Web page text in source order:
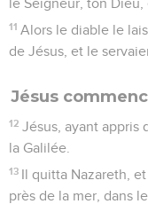
le Seigneur, ton Dieu,
11 Alors le diable le
de Jésus, et le
Jésus
12 Jésus, ayant appris
la Galilée.
13 Il quitta Nazareth,
près de la mer, dans